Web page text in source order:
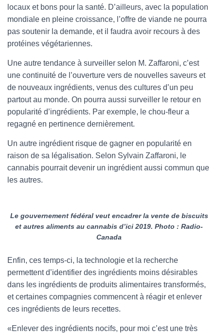
locaux et bons pour la santé. D’ailleurs, avec la population
mondiale en pleine croissance, l’offre de viande ne pourra
pas soutenir la demande, et il faudra avoir recours à des
protéines végétariennes.
Une autre tendance à surveiller selon M. Zaffaroni, c’est
une continuité de l’ouverture vers de nouvelles saveurs et
de nouveaux ingrédients, venus des cultures d’un peu
partout au monde. On pourra aussi surveiller le retour en
popularité d’ingrédients. Par exemple, le chou-fleur a
regagné en pertinence dernièrement.
Un autre ingrédient risque de gagner en popularité en
raison de sa légalisation. Selon Sylvain Zaffaroni, le
cannabis pourrait devenir un ingrédient aussi commun que
les autres.
Le gouvernement fédéral veut encadrer la vente de biscuits
et autres aliments au cannabis d’ici 2019. Photo : Radio-
Canada
Enfin, ces temps-ci, la technologie et la recherche
permettent d’identifier des ingrédients moins désirables
dans les ingrédients de produits alimentaires transformés,
et certaines compagnies commencent à réagir et enlever
ces ingrédients de leurs recettes.
Enlever des ingrédients nocifs, pour moi c’est une très